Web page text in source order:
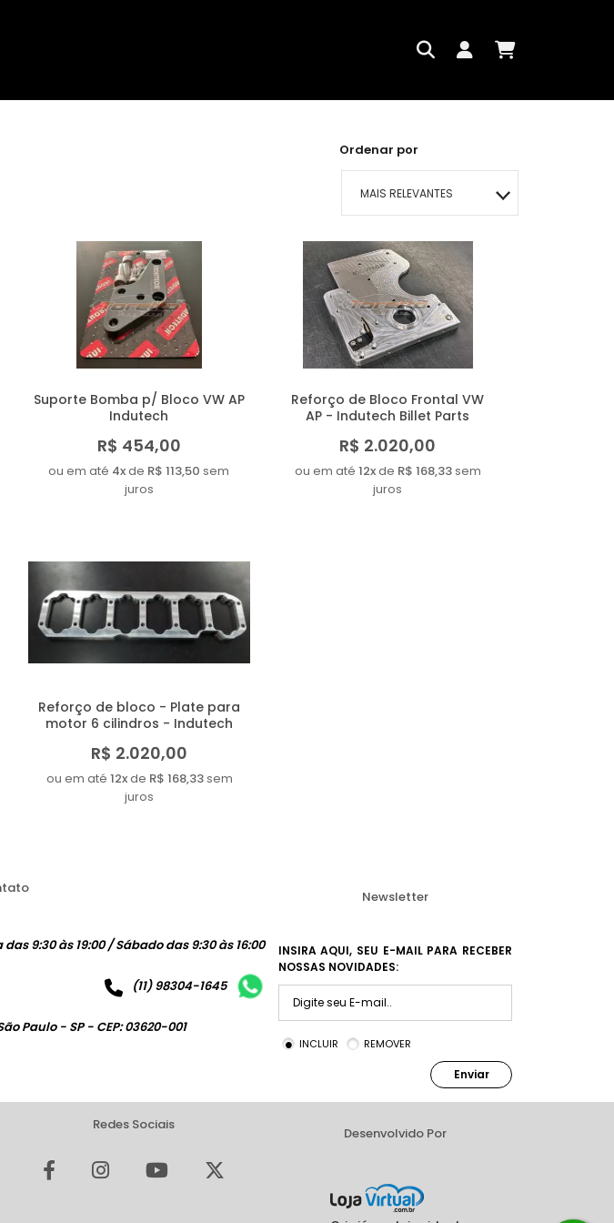
Ordenar por
MAIS RELEVANTES
MAIS VENDIDOS
MENOR PREÇO
MAIOR PREÇO
Suporte Bomba p/ Bloco VW AP
Indutech
R$ 454,00
ou em até 4xde R$ 113,50 sem
juros
Reforço de Bloco Frontal VW
AP - Indutech Billet Parts
R$ 2.020,00
ou em até 12xde R$ 168,33sem
juros
Reforço de bloco - Plate para
motor 6 cilindros - Indutech
R$ 2.020,00
ou em até 12xde R$ 168,33sem
juros
9:30 às 19:00 / Sábado das 9:30 às 16:00
(11) 98304-1645
Paulo - SP - CEP: 03620-001
Newsletter
INSIRA AQUI, SEU E-MAIL PARA RECEBER
NOSSAS NOVIDADES:
INCLUIR REMOVER
Enviar
Redes Sociais
Desenvolvido Por